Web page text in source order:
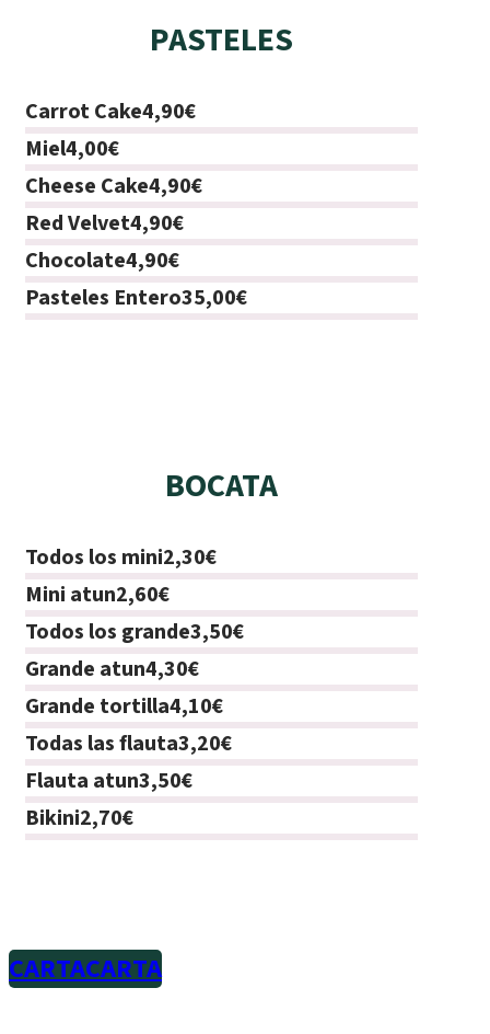
PASTELES
Carrot Cake4,90€
Miel4,00€
Cheese Cake4,90€
Red Velvet4,90€
Chocolate4,90€
Pasteles Entero35,00€
BOCATA
Todos los mini2,30€
Mini atun2,60€
Todos los grande3,50€
Grande atun4,30€
Grande tortilla4,10€
Todas las flauta3,20€
Flauta atun3,50€
Bikini2,70€
CARTACARTA